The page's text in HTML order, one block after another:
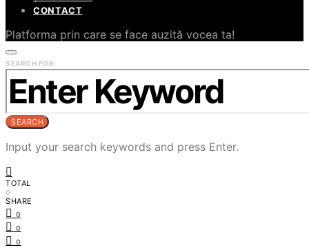
CONTACT
Platforma prin care se face auzită vocea ta!
SEARCH FOR:
SEARCH
Input your search keywords and press Enter.
TOTAL
0
SHARE
0
0
0